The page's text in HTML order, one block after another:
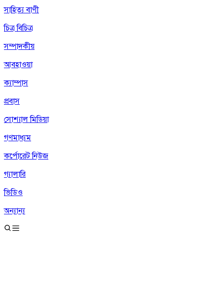
সাহিত্য বাণী
চিত্র বিচিত্র
সম্পাদকীয়
আবহাওয়া
ক্যাম্পাস
প্রবাস
সোশ্যাল মিডিয়া
গণমাধ্যম
কর্পোরেট নিউজ
গ্যালারি
ভিডিও
অন্যান্য